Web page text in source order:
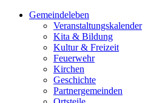
Gemeindeleben
Veranstaltungskalender
Kita & Bildung
Kultur & Freizeit
Feuerwehr
Kirchen
Geschichte
Partnergemeinden